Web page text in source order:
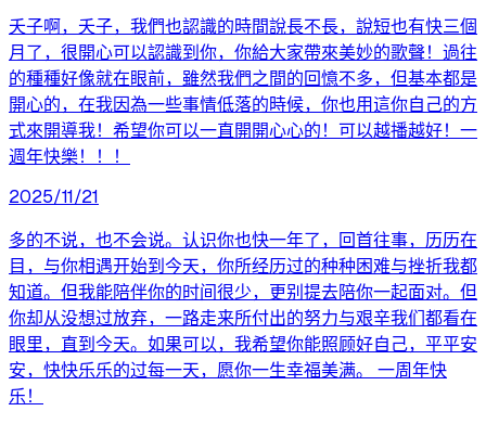
夭子啊，夭子，我們也認識的時間說長不長，說短也有快三個
月了，很開心可以認識到你，你給大家帶來美妙的歌聲！過往
的種種好像就在眼前，雖然我們之間的回憶不多，但基本都是
開心的，在我因為一些事情低落的時候，你也用這你自己的方
式來開導我！希望你可以一直開開心心的！可以越播越好！一
週年快樂！！！
2025/11/21
多的不说，也不会说。认识你也快一年了，回首往事，历历在
目，与你相遇开始到今天，你所经历过的种种困难与挫折我都
知道。但我能陪伴你的时间很少，更别提去陪你一起面对。但
你却从没想过放弃，一路走来所付出的努力与艰辛我们都看在
眼里，直到今天。如果可以，我希望你能照顾好自己，平平安
安，快快乐乐的过每一天，愿你一生幸福美满。 一周年快
乐！